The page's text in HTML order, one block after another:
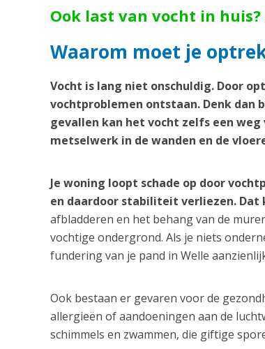
Ook last van vocht in
Waarom moet je
Vocht is lang niet onschuldig. Door
vochtproblemen ontstaan. Denk dan
gevallen kan het vocht zelfs een
metselwerk in de wanden en de
Je woning loopt schade op door
en daardoor stabiliteit verliezen.
afbladderen en het behang van de
vochtige ondergrond. Als je niets
fundering van je pand in Welle
Ook bestaan er gevaren voor de
allergieën of aandoeningen aan de
schimmels en zwammen, die giftige